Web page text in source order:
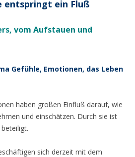
entspringt ein Fluß
vom Aufstauen und
Gefühle, Emotionen, das Leben
haben großen Einfluß darauf, wie
und einschätzen. Durch sie ist
sich derzeit mit dem